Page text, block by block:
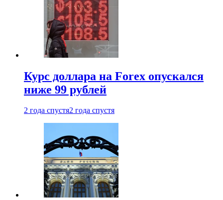
Курс доллара на Forex опускался
ниже 99 рублей
2 года спустя2 года спустя